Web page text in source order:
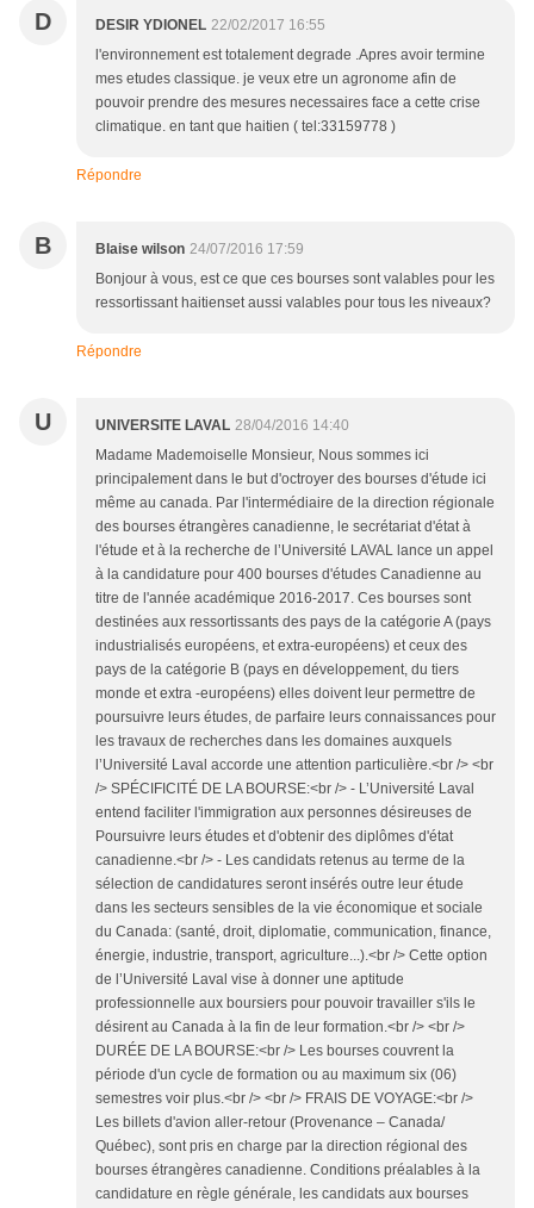
D DESIR YDIONEL 22/02/2017 16:55
l'environnement est totalement degrade .Apres avoir termine
mes etudes classique. je veux etre un agronome afin de
pouvoir prendre des mesures necessaires face a cette crise
climatique. en tant que haitien ( tel:33159778 )
Répondre
B Blaise wilson 24/07/2016 17:59
Bonjour à vous, est ce que ces bourses sont valables pour les
ressortissant haitienset aussi valables pour tous les niveaux?
Répondre
U UNIVERSITE LAVAL 28/04/2016 14:40
Madame Mademoiselle Monsieur, Nous sommes ici
principalement dans le but d'octroyer des bourses d'étude ici
même au canada. Par l'intermédiaire de la direction régionale
des bourses étrangères canadienne, le secrétariat d'état à
l'étude et à la recherche de l’Université LAVAL lance un appel
à la candidature pour 400 bourses d'études Canadienne au
titre de l'année académique 2016-2017. Ces bourses sont
destinées aux ressortissants des pays de la catégorie A (pays
industrialisés européens, et extra-européens) et ceux des
pays de la catégorie B (pays en développement, du tiers
monde et extra -européens) elles doivent leur permettre de
poursuivre leurs études, de parfaire leurs connaissances pour
les travaux de recherches dans les domaines auxquels
l’Université Laval accorde une attention particulière.<br /> <br
/> SPÉCIFICITÉ DE LA BOURSE:<br /> - L’Université Laval
entend faciliter l'immigration aux personnes désireuses de
Poursuivre leurs études et d'obtenir des diplômes d'état
canadienne.<br /> - Les candidats retenus au terme de la
sélection de candidatures seront insérés outre leur étude
dans les secteurs sensibles de la vie économique et sociale
du Canada: (santé, droit, diplomatie, communication, finance,
énergie, industrie, transport, agriculture...).<br /> Cette option
de l’Université Laval vise à donner une aptitude
professionnelle aux boursiers pour pouvoir travailler s'ils le
désirent au Canada à la fin de leur formation.<br /> <br />
DURÉE DE LA BOURSE:<br /> Les bourses couvrent la
période d'un cycle de formation ou au maximum six (06)
semestres voir plus.<br /> <br /> FRAIS DE VOYAGE:<br />
Les billets d'avion aller-retour (Provenance – Canada/
Québec), sont pris en charge par la direction régional des
bourses étrangères canadienne. Conditions préalables à la
candidature en règle générale, les candidats aux bourses